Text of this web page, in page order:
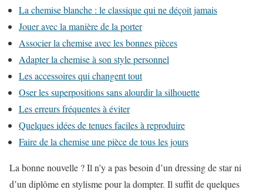
La chemise blanche : le classique qui ne déçoit jamais
Jouer avec la manière de la porter
Associer la chemise avec les bonnes pièces
Adapter la chemise à son style personnel
Les accessoires qui changent tout
Oser les superpositions sans alourdir la silhouette
Les erreurs fréquentes à éviter
Quelques idées de tenues faciles à reproduire
Faire de la chemise une pièce de tous les jours
La bonne nouvelle ? Il n’y a pas besoin d’un dressing de star ni
d’un diplôme en stylisme pour la dompter. Il suffit de quelques